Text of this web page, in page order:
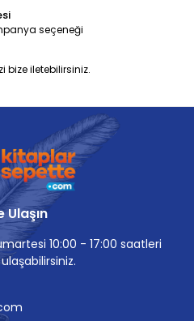
seçeneği
bize iletebilirsiniz.
Ulaşın
10:00 - 17:00 saatleri